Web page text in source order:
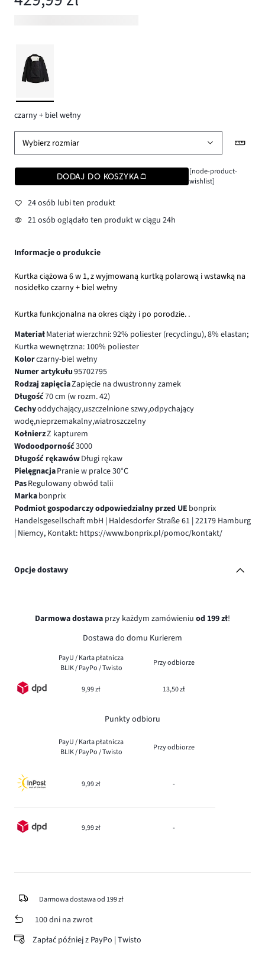
czarny + biel wełny
Wybierz rozmiar
DODAJ DO KOSZYKA
[node-product-
wishlist]
24 osób lubi ten produkt
21 osób oglądało ten produkt w ciągu 24h
Informacje o produkcie
Kurtka ciążowa 6 w 1, z wyjmowaną kurtką polarową i wstawką na
nosidełko czarny + biel wełny
Kurtka funkcjonalna na okres ciąży i po porodzie. .
MateriałMateriał wierzchni: 92% poliester (recyclingu), 8% elastan;
Kurtka wewnętrzna: 100% poliester
Kolorczarny-biel wełny
Numer artykułu95702795
Rodzaj zapięciaZapięcie na dwustronny zamek
Długość70 cm (w rozm. 42)
Cechyoddychający,uszczelnione szwy,odpychający
wodę,nieprzemakalny,wiatroszczelny
KołnierzZ kapturem
Wodoodporność3000
Długość rękawówDługi rękaw
PielęgnacjaPranie w pralce 30°C
PasRegulowany obwód talii
Markabonprix
Podmiot gospodarczy odpowiedzialny przed UE bonprix
Handelsgesellschaft mbH | Haldesdorfer Straße 61 | 22179 Hamburg
| Niemcy, Kontakt: https://www.bonprix.pl/pomoc/kontakt/
Opcje dostawy
Darmowa dostawa przy każdym zamówieniu od 199 zł!
Dostawa do domu Kurierem
PayU / Karta płatnicza
BLIK / PayPo / Twisto
Przy odbiorze
9,99 zł 13,50 zł
Punkty odbioru
PayU / Karta płatnicza
BLIK / PayPo / Twisto
Przy odbiorze
9,99 zł -
9,99 zł -
Darmowa dostawa od 199 zł
100 dni na zwrot
Zapłać później z PayPo | Twisto